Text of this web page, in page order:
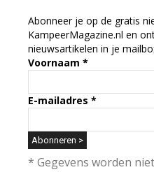
Abonneer je op de gratis
KampeerMagazine.nl en
nieuwsartikelen in je
Voornaam *
E-mailadres *
* Gegevens worden